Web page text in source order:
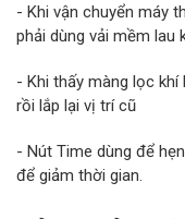
- Khi vận chuyển máy
phải dùng vải mềm lau
- Khi thấy màng lọc
rồi lắp lại vị trí cũ
- Nút Time dùng để
để giảm thời gian.